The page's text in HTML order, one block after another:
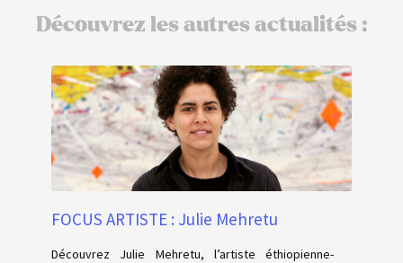
Découvrez les autres actualités :
FOCUS ARTISTE : Julie Mehretu
Découvrez Julie Mehretu, l’artiste éthiopienne-